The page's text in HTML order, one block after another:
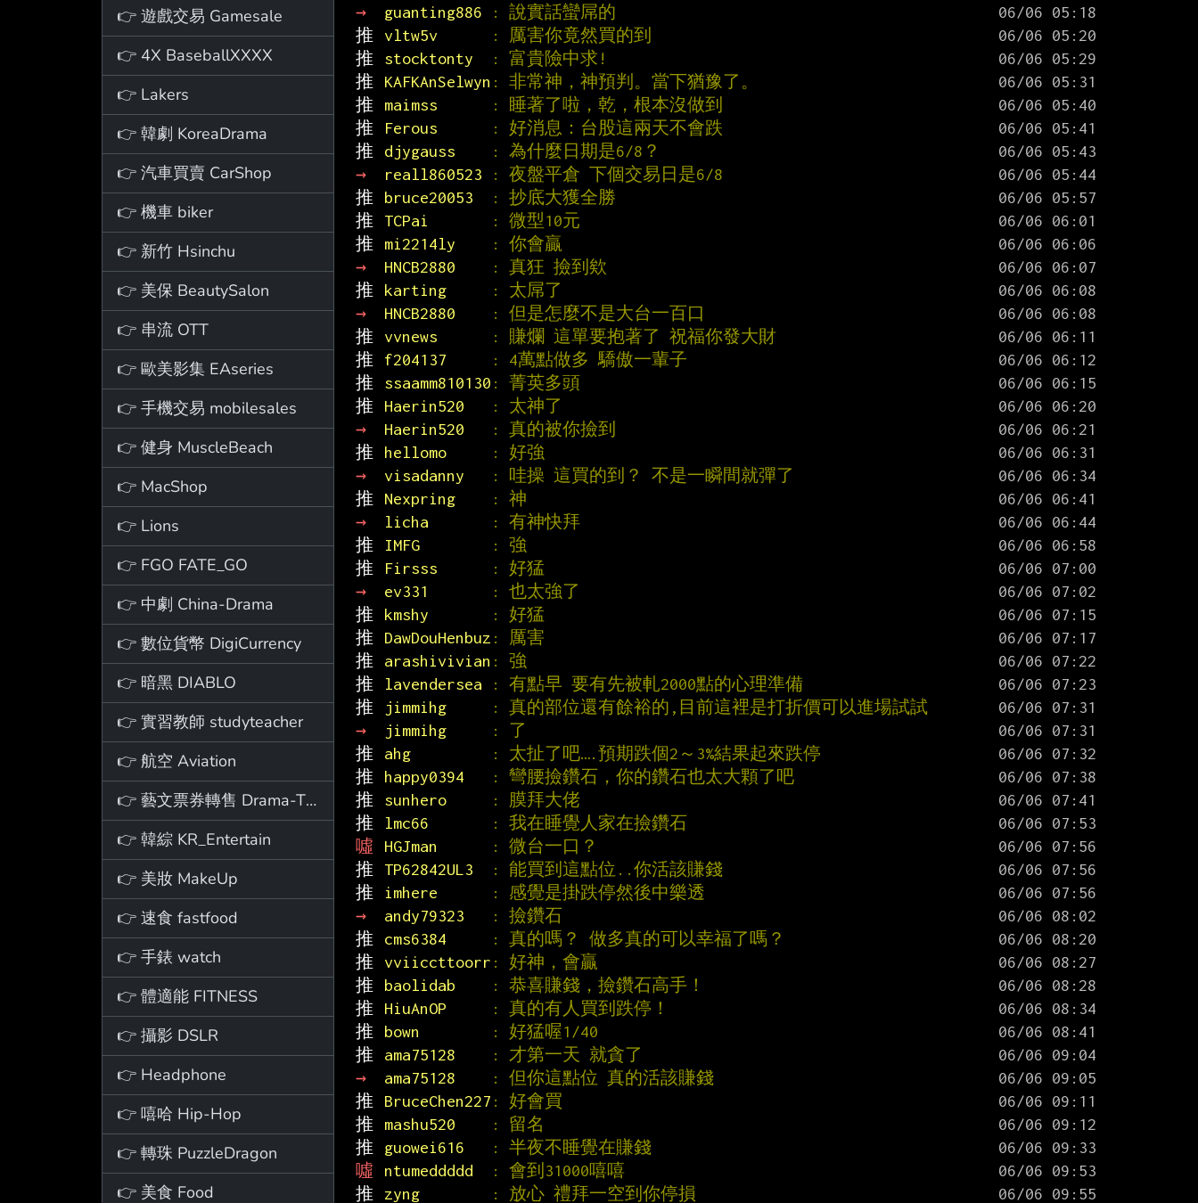
👉 遊戲交易 Gamesale
👉 4X BaseballXXXX
👉 Lakers
👉 韓劇 KoreaDrama
👉 汽車買賣 CarShop
👉 機車 biker
👉 新竹 Hsinchu
👉 美保 BeautySalon
👉 串流 OTT
👉 歐美影集 EAseries
👉 手機交易 mobilesales
👉 健身 MuscleBeach
👉 MacShop
👉 Lions
👉 FGO FATE_GO
👉 中劇 China-Drama
👉 數位貨幣 DigiCurrency
👉 暗黑 DIABLO
👉 實習教師 studyteacher
👉 航空 Aviation
👉 藝文票券轉售 Drama-Ticket
👉 韓綜 KR_Entertain
👉 美妝 MakeUp
👉 速食 fastfood
👉 手錶 watch
👉 體適能 FITNESS
👉 攝影 DSLR
👉 Headphone
👉 嘻哈 Hip-Hop
👉 轉珠 PuzzleDragon
👉 美食 Food
→
guanting886 : 說實話蠻屌的
推
vltw5v : 厲害你竟然買的到
推
stocktonty : 富貴險中求!
推
KAFKAnSelwyn : 非常神，神預判。當下猶豫了。
推
maimss : 睡著了啦，乾，根本沒做到
推
Ferous : 好消息：台股這兩天不會跌
推
djygauss : 為什麼日期是6/8？
→
reall860523 : 夜盤平倉 下個交易日是6/8
推
bruce20053 : 抄底大獲全勝
推
TCPai : 微型10元
推
mi2214ly : 你會贏
→
HNCB2880 : 真狂 撿到欸
推
karting : 太屌了
→
HNCB2880 : 但是怎麼不是大台一百口
推
vvnews : 賺爛 這單要抱著了 祝福你發大財
推
f204137 : 4萬點做多 驕傲一輩子
推
ssaamm810130 : 菁英多頭
推
Haerin520 : 太神了
→
Haerin520 : 真的被你撿到
推
hellomo : 好強
→
visadanny : 哇操 這買的到？ 不是一瞬間就彈了
推
Nexpring : 神
→
licha : 有神快拜
推
IMFG : 強
推
Firsss : 好猛
→
ev331 : 也太強了
推
kmshy : 好猛
推
DawDouHenbuz : 厲害
推
arashivivian : 強
推
lavendersea : 有點早 要有先被軋2000點的心理準備
推
jimmihg : 真的部位還有餘裕的,目前這裡是打折價可以進場試試
→
jimmihg : 了
推
ahg : 太扯了吧….預期跌個2～3%結果起來跌停
推
happy0394 : 彎腰撿鑽石，你的鑽石也太大顆了吧
推
sunhero : 膜拜大佬
推
lmc66 : 我在睡覺人家在撿鑽石
噓
HGJman : 微台一口？
推
TP62842UL3 : 能買到這點位..你活該賺錢
推
imhere : 感覺是掛跌停然後中樂透
→
andy79323 : 撿鑽石
推
cms6384 : 真的嗎？ 做多真的可以幸福了嗎？
推
vviiccttoorr : 好神，會贏
推
baolidab : 恭喜賺錢，撿鑽石高手！
推
HiuAnOP : 真的有人買到跌停！
推
bown : 好猛喔1/40
推
ama75128 : 才第一天 就貪了
→
ama75128 : 但你這點位 真的活該賺錢
推
BruceChen227 : 好會買
推
mashu520 : 留名
推
guowei616 : 半夜不睡覺在賺錢
噓
ntumeddddd : 會到31000嘻嘻
推
zyng : 放心 禮拜一空到你停損